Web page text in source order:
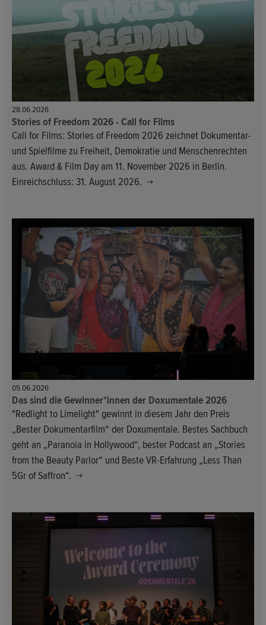
28.06.2026
Stories of Freedom 2026 - Call for Films
Call for Films: Stories of Freedom 2026 zeichnet Dokumentar-
und Spielfilme zu Freiheit, Demokratie und Menschenrechten
aus. Award & Film Day am 11. November 2026 in Berlin.
Einreichschluss: 31. August 2026.
05.06.2026
Das sind die Gewinner*innen der Doxumentale 2026
"Redlight to Limelight" gewinnt in diesem Jahr den Preis
„Bester Dokumentarfilm“ der Doxumentale. Bestes Sachbuch
geht an „Paranoia in Hollywood“, bester Podcast an „Stories
from the Beauty Parlor“ und Beste VR-Erfahrung „Less Than
5Gr of Saffron“.